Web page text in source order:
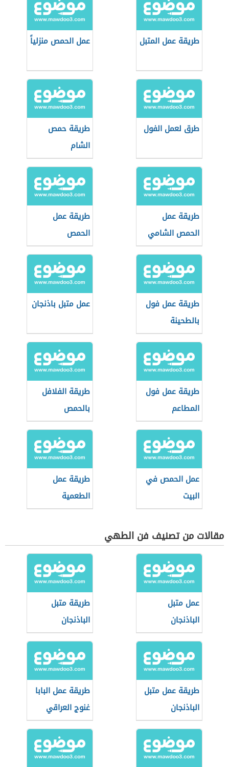
طريقة عمل المتبل عمل الحمص منزلياً
طرق لعمل الفول
طريقة حمص
الشام
طريقة عمل
الحمص الشامي
طريقة عمل
الحمص
طريقة عمل فول
بالطحينة
عمل متبل باذنجان
طريقة عمل فول
المطاعم
طريقة الفلافل
بالحمص
عمل الحمص في
البيت
طريقة عمل
الطعمية
السودانية
مقالات من تصنيف فن الطهي
عمل متبل
الباذنجان
طريقة متبل
الباذنجان
طريقة عمل متبل
الباذنجان
طريقة عمل البابا
غنوج العراقي